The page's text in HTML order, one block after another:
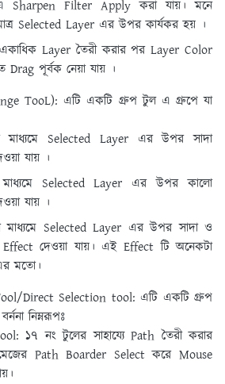
Sharpen Filter Apply করা যায়। মনে
Selected Layer এর উপর কার্যকর হয় ।
Layer তৈরী করার পর Layer Color
Drag পূর্বক নেয়া যায় ।
TooL):এটি একটি গ্রুপ টুল এ গ্রুপে যা
Selected Layer এর উপর সাদা
যায় ।
Selected Layer এর উপর কালাে
যায় ।
Selected Layer এর উপর সাদা ও
Effect দেওয়া যায়। এই Effect টি অনেকটা
মতাে।
Direct Selection tool: এটি একটি গ্রুপ
নিম্নরূপঃ
১৭ নং টুলের সাহায্যে Path তৈরী করার
Path Boarder Select করে Mouse